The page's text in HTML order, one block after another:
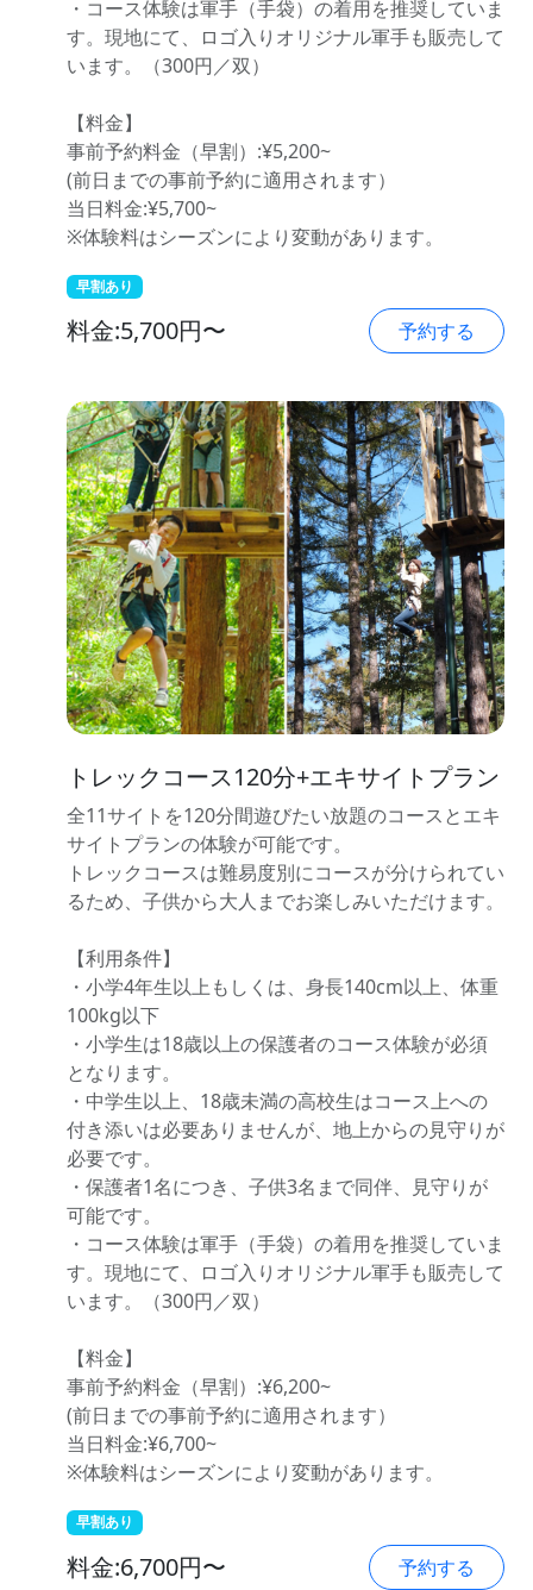
・コース体験は軍手（手袋）の着用を推奨していま
す。現地にて、ロゴ入りオリジナル軍手も販売して
います。（300円／双）
【料金】
事前予約料金（早割）:¥5,200~
(前日までの事前予約に適用されます）
当日料金:¥5,700~
※体験料はシーズンにより変動があります。
早割あり
料金:5,700円〜 予約する
トレックコース120分+エキサイトプラン
全11サイトを120分間遊びたい放題のコースとエキ
サイトプランの体験が可能です。
トレックコースは難易度別にコースが分けられてい
るため、子供から大人までお楽しみいただけます。
【利用条件】
・小学4年生以上もしくは、身長140cm以上、体重
100kg以下
・小学生は18歳以上の保護者のコース体験が必須
となります。
・中学生以上、18歳未満の高校生はコース上への
付き添いは必要ありませんが、地上からの見守りが
必要です。
・保護者1名につき、子供3名まで同伴、見守りが
可能です。
・コース体験は軍手（手袋）の着用を推奨していま
す。現地にて、ロゴ入りオリジナル軍手も販売して
います。（300円／双）
【料金】
事前予約料金（早割）:¥6,200~
(前日までの事前予約に適用されます）
当日料金:¥6,700~
※体験料はシーズンにより変動があります。
早割あり
料金:6,700円〜 予約する